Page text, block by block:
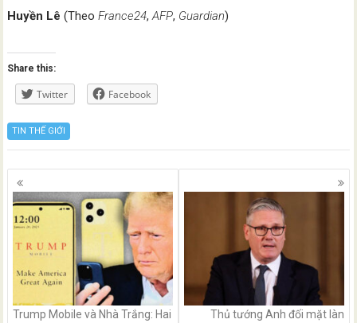
Huyền Lê (TheoFrance24,AFP, Guardian)
Share this:
Twitter Facebook
TIN THẾ GIỚI
Posts
navigation
Trump Mobile và Nhà Trắng: Hai
Thủ tướng Anh đối mặt làn